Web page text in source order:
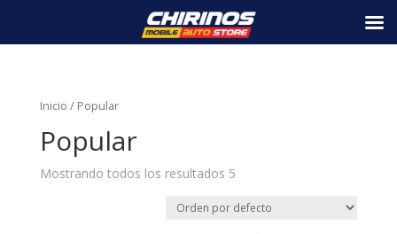
Inicio / Popular
Popular
Mostrando todos los resultados 5